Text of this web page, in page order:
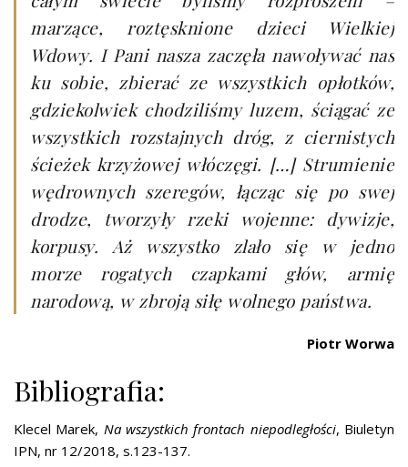
marzące, roztęsknione dzieci Wielkiej
Wdowy. I Pani nasza zaczęła nawoływać nas
ku sobie, zbierać ze wszystkich opłotków,
gdziekolwiek chodziliśmy luzem, ściągać ze
wszystkich rozstajnych dróg, z ciernistych
ścieżek krzyżowej włóczęgi. […] Strumienie
wędrownych szeregów, łącząc się po swej
drodze, tworzyły rzeki wojenne: dywizje,
korpusy. Aż wszystko zlało się w jedno
morze rogatych czapkami głów, armię
narodową, w zbroją siłę wolnego państwa.
Piotr Worwa
Bibliografia:
Klecel Marek, Na wszystkich frontach niepodległości, Biuletyn
IPN, nr 12/2018, s.123-137.